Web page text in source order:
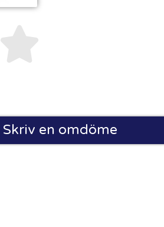

Skriv en omdöme